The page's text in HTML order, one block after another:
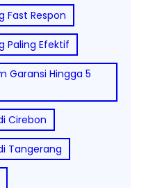
Fast Respon
Paling Efektif
Garansi Hingga 5
Cirebon
Tangerang